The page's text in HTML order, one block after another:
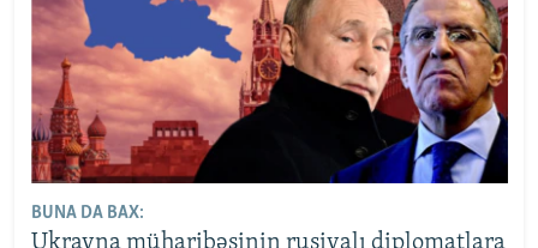
BUNA DA BAX:
Ukrayna müharibəsinin rusiyalı diplomatlara